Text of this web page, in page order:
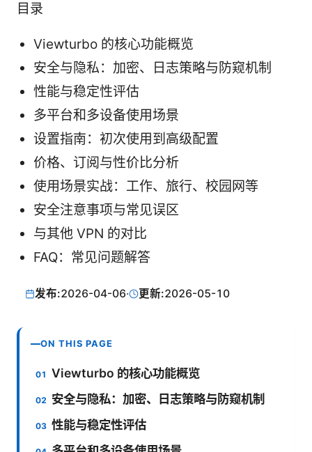
目录
Viewturbo 的核心功能概览
安全与隐私：加密、日志策略与防窥机制
性能与稳定性评估
多平台和多设备使用场景
设置指南：初次使用到高级配置
价格、订阅与性价比分析
使用场景实战：工作、旅行、校园网等
安全注意事项与常见误区
与其他 VPN 的对比
FAQ：常见问题解答
发布:2026-04-06· 更新:2026-05-10
ON THIS PAGE
Viewturbo 的核心功能概览
安全与隐私：加密、日志策略与防窥机制
性能与稳定性评估